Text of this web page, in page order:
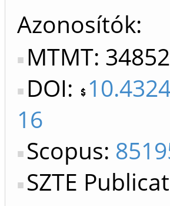
Azonosítók
MTMT:
DOI:
16
Scopus:
SZTE